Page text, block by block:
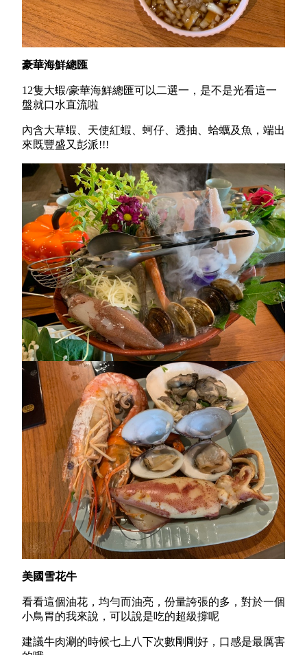
豪華海鮮總匯
12隻大蝦/豪華海鮮總匯可以二選一，是不是光看這一
盤就口水直流啦
內含大草蝦、天使紅蝦、蚵仔、透抽、蛤蠣及魚，端出
來既豐盛又彭派!!!
美國雪花牛
看看這個油花，均勻而油亮，份量誇張的多，對於一個
小鳥胃的我來說，可以說是吃的超級撐呢
建議牛肉涮的時候七上八下次數剛剛好，口感是最厲害